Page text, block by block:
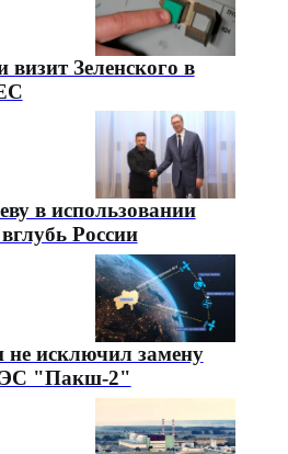
Зеленского в
в использовании
России
исключил замену
"Пакш-2"